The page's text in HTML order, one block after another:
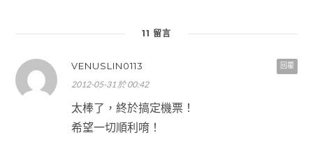
11 留言
回覆
VENUSLIN0113
2012-05-31 於 00:42
太棒了，終於搞定機票！
希望一切順利唷！